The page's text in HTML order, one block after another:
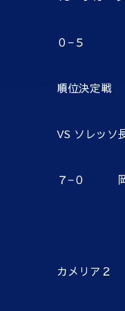
０−５
順位決定戦
VS ソレッソ
７−０ 岡部
カメリア２